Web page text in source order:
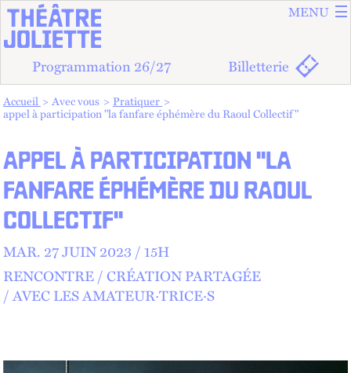
ALLER
ALLER
MENU
Programmation 26/27 Billetterie
Vous êtes dans :
Accueil Avec vous
Pratiquer
appel à participation "la fanfare éphémère du Raoul Collectif"
APPEL À PARTICIPATION "LA
FANFARE ÉPHÉMÈRE DU RAOUL
COLLECTIF"
MAR. 27 JUIN 2023 /15H
RENCONTRE
CRÉATION PARTAGÉE
AVEC LES AMATEUR·TRICE·S